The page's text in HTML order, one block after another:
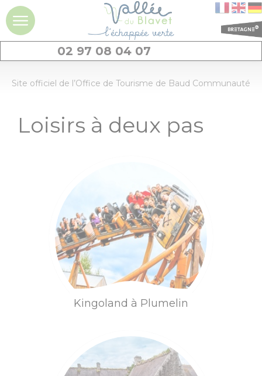
Découvrir
Blavet
Les
incontournables
Géants de pierres
: menhirs et
dolmens
Patrimoine,
Jardins et
sérénité
Dormir
02 97 08 04 07
Site officiel de l’Office de Tourisme de Baud Communauté
Loisirs à deux pas
Kingoland à Plumelin